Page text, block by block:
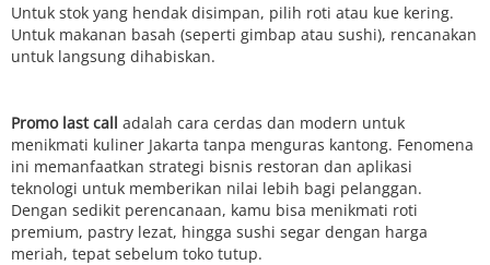
Untuk stok yang hendak disimpan, pilih roti atau kue kering.
Untuk makanan basah (seperti gimbap atau sushi), rencanakan
untuk langsung dihabiskan.
Promo last call adalah cara cerdas dan modern untuk
menikmati kuliner Jakarta tanpa menguras kantong. Fenomena
ini memanfaatkan strategi bisnis restoran dan aplikasi
teknologi untuk memberikan nilai lebih bagi pelanggan.
Dengan sedikit perencanaan, kamu bisa menikmati roti
premium, pastry lezat, hingga sushi segar dengan harga
meriah, tepat sebelum toko tutup.